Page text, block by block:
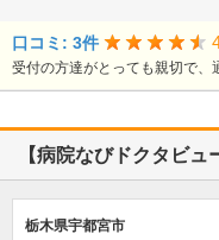
口コミ: 3件
受付の方達がとっても親切で、
【病院なびドクタビ
栃木県宇都宮市